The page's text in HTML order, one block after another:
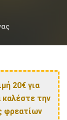
20€ για
καλέστε την
φρεατίων